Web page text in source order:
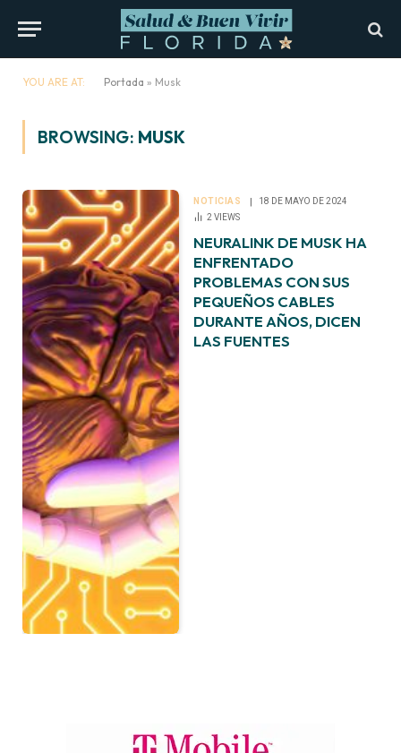
YOU ARE AT: Portada » Musk
BROWSING: MUSK
NOTICIAS
18 DE MAYO DE 2024
2VIEWS
NEURALINK DE MUSK HA
ENFRENTADO
PROBLEMAS CON SUS
PEQUEÑOS CABLES
DURANTE AÑOS, DICEN
LAS FUENTES